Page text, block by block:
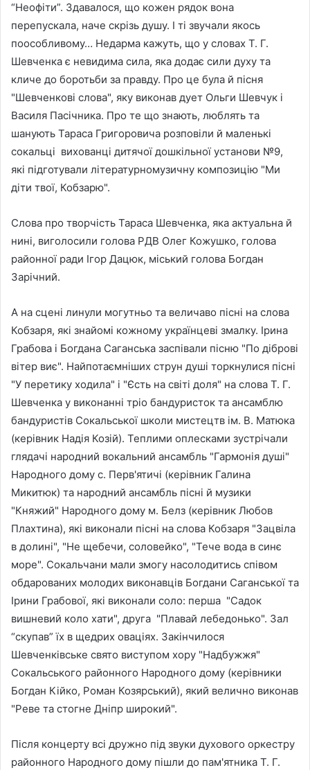
“Неофіти”. Здавалося, що кожен рядок вона
перепускала, наче скрізь душу. І ті звучали якось
поособливому… Недарма кажуть, що у словах Т. Г.
Шевченка є невидима сила, яка додає сили духу та
кличе до боротьби за правду. Про це була й пісня
"Шевченкові слова", яку виконав дует Ольги Шевчук і
Василя Пасічника. Про те що знають, люблять та
шанують Тараса Григоровича розповіли й маленькі
сокальці вихованці дитячої дошкільної установи №9,
які підготували літературномузичну композицію "Ми
діти твої, Кобзарю".
Слова про творчість Тараса Шевченка, яка актуальна й
нині, виголосили голова РДВ Олег Кожушко, голова
районної ради Ігор Дацюк, міський голова Богдан
Зарічний.
А на сцені линули могутньо та величаво пісні на слова
Кобзаря, які знайомі кожному українцеві змалку. Ірина
Грабова і Богдана Саганська заспівали пісню "По діброві
вітер виє". Найпотаємніших струн душі торкнулися пісні
"У перетику ходила" і "Єсть на світі доля" на слова Т. Г.
Шевченка у виконанні тріо бандуристок та ансамблю
бандуристів Сокальської школи мистецтв ім. В. Матюка
(керівник Надія Козій). Теплими оплесками зустрічали
глядачі народний вокальний ансамбль "Гармонія душі"
Народного дому с. Перв'ятичі (керівник Галина
Микитюк) та народний ансамбль пісні й музики
"Княжий" Народного дому м. Белз (керівник Любов
Плахтина), які виконали пісні на слова Кобзаря "Зацвіла
в долині", "Не щебечи, соловейко", "Тече вода в синє
море". Сокальчани мали змогу насолодитись співом
обдарованих молодих виконавців Богдани Саганської та
Ірини Грабової, які виконали соло: перша "Садок
вишневий коло хати", друга "Плавай лебедонько". Зал
“скупав” їх в щедрих оваціях. Закінчилося
Шевченківське свято виступом хору "Надбужжя"
Сокальського районного Народного дому (керівники
Богдан Кійко, Роман Козярський), який велично виконав
"Реве та стогне Дніпр широкий".
Після концерту всі дружно під звуки духового оркестру
районного Народного дому пішли до пам'ятника Т. Г.